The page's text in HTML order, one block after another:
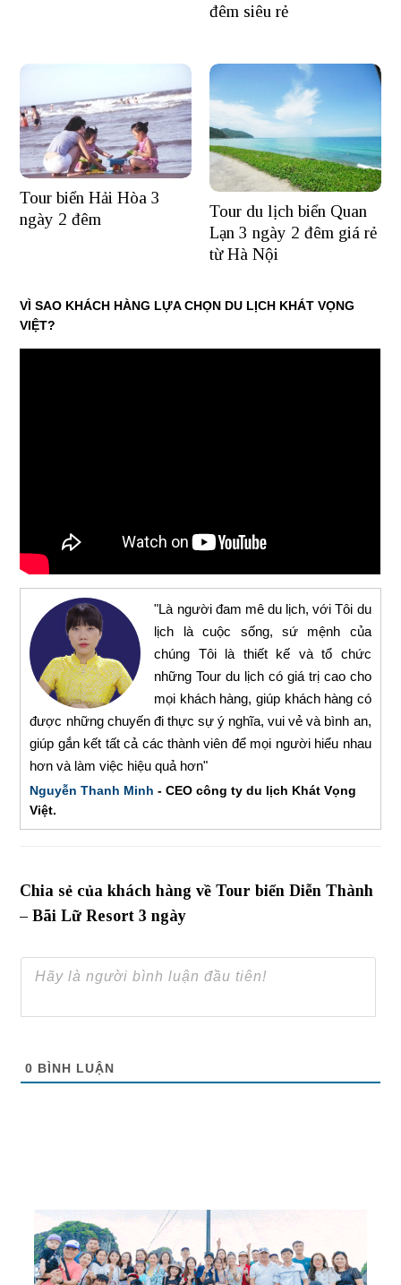
đêm siêu rẻ
Tour biển Hải Hòa 3
ngày 2 đêm
Tour du lịch biển Quan
Lạn 3 ngày 2 đêm giá rẻ
từ Hà Nội
VÌ SAO KHÁCH HÀNG LỰA CHỌN DU LỊCH KHÁT VỌNG
VIỆT?
"Là người đam mê du lịch, với Tôi du
lịch là cuộc sống, sứ mệnh của
chúng Tôi là thiết kế và tổ chức
những Tour du lịch có giá trị cao cho
mọi khách hàng, giúp khách hàng có
được những chuyến đi thực sự ý nghĩa, vui vẻ và bình an,
giúp gắn kết tất cả các thành viên để mọi người hiểu nhau
hơn và làm việc hiệu quả hơn"
Nguyễn Thanh Minh - CEO công ty du lịch Khát Vọng
Việt.
Chia sẻ của khách hàng về Tour biển Diễn Thành
– Bãi Lữ Resort 3 ngày
0 BÌNH LUẬN